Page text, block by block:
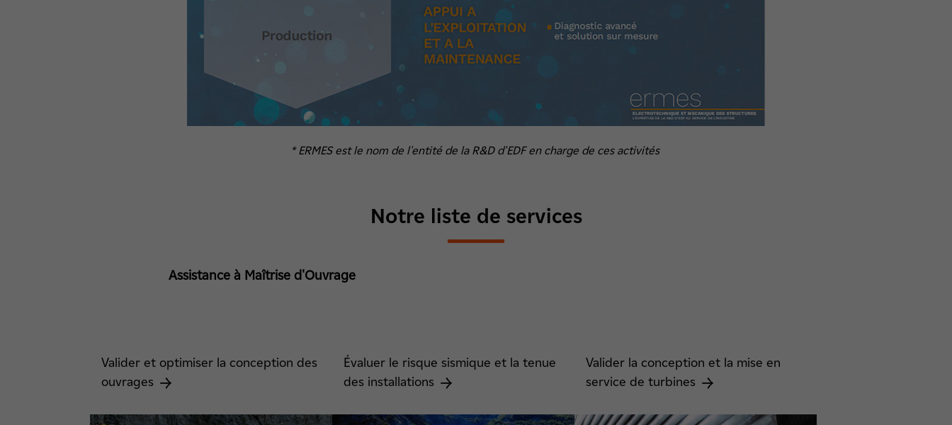
* ERMES est le nom de l'entité de la R&D d'EDF en charge de ces activités
Notre liste de services
Assistance à Maîtrise d'Ouvrage
Valider et optimiser la conception des
ouvrages
Évaluer le risque sismique et la tenue
des installations
Valider la conception et la mise en
service de turbines